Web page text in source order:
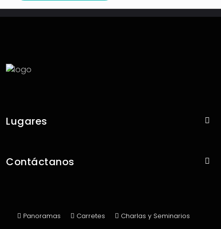
Lugares
Sin Panoramas
Contáctanos
Panoramas Carretes Charlas y Seminarios